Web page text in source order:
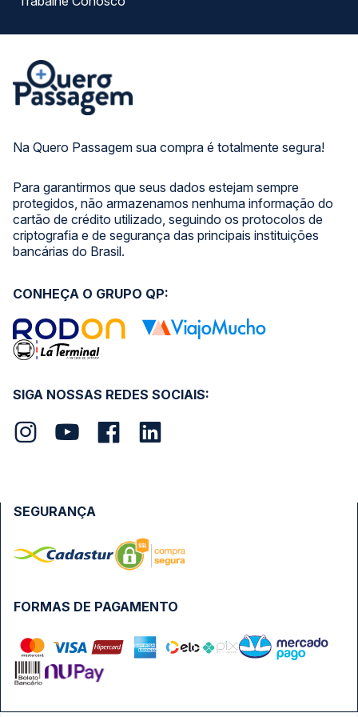
Na Quero Passagem sua compra é totalmente segura!
Para garantirmos que seus dados estejam sempre
protegidos, não armazenamos nenhuma informação do
cartão de crédito utilizado, seguindo os protocolos de
criptografia e de segurança das principais instituições
bancárias do Brasil.
SIGA NOSSAS REDES SOCIAIS:
CONHEÇA O GRUPO QP:
FORMAS DE PAGAMENTO
SEGURANÇA